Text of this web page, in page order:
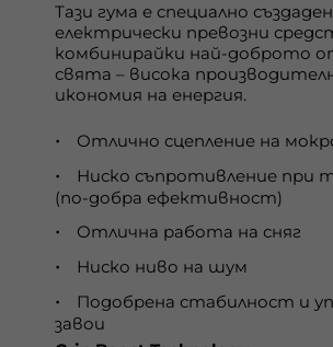
Тази гума е специално
електрически превозни
комбинирайки най-доброто
свята – висока
икономия на енергия.
Отлично сцепление на
Ниско съпротивление при
(по-добра ефективност)
Отлична работа на сняг
Ниско ниво на шум
Подобрена стабилност и
завои